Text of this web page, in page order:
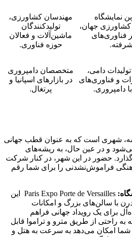
نمایشگاه
کشاورزی جهان،
فناوری‌های
مهندسان کشاورزی،
تولیدکنندگان
ماشین‌آلات و فعالان
حوزه فناوری.
دامی،
و فناوری‌های
دامپروری.
متخصصان دامپروری
در بازارهای اسپانیا و
پرتغال.
شهری است که به عنوان قطب جهانی
و در عین حال، به ریشه‌های
حضور در این شهر، در کنار شرکت
فراموش‌نشدنی را برای شما رقم
Paris Expo Porte de Versailles این
با سالن‌های بزرگ و امکانات
برای یک رویداد جهانی فراهم
به راحتی از طریق مترو و تراموا قابل
امکان می‌دهد به سرعت به هتل و